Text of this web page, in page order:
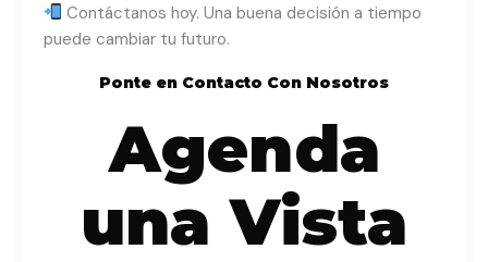
Contáctanos hoy. Una buena decisión a tiempo
puede cambiar tu futuro.
Ponte en Contacto Con Nosotros
Agenda
una Vista